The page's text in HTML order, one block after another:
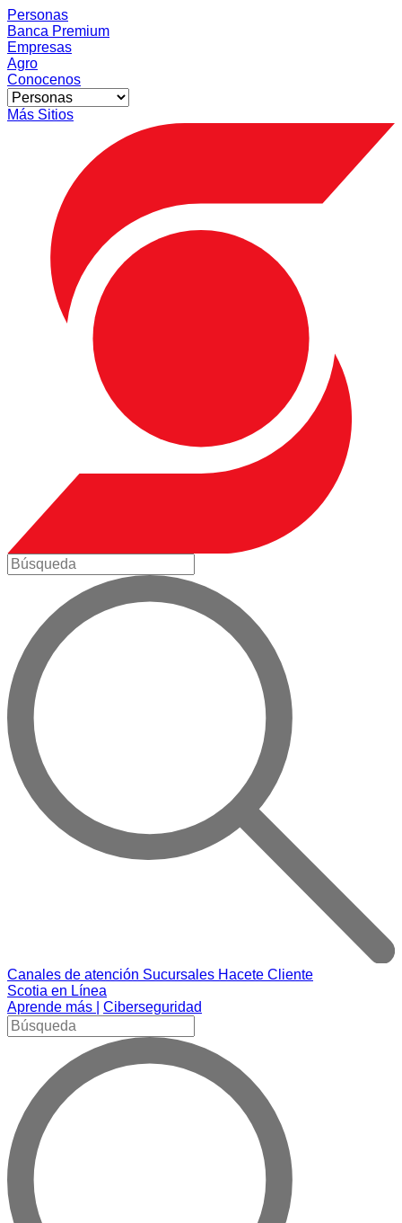
Personas
Banca Premium
Empresas
Agro
Conocenos
Más Sitios
Canales de atención Sucursales Hacete Cliente
Scotia en Línea
Aprende más |
Ciberseguridad